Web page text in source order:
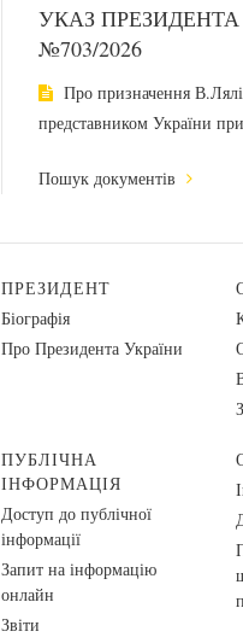
УКАЗ
№703/2026
Про призначення
представником України
Пошук документів
ПРЕЗИДЕНТ
Біографія
Про Президента України
ПУБЛІЧНА
ІНФОРМАЦІЯ
Доступ до публічної
інформації
Запит на інформацію
онлайн
Звіти